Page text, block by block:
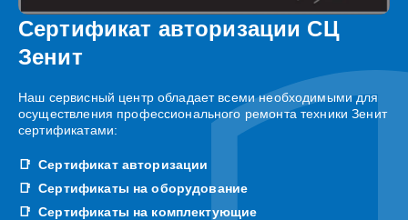
Сертификат авторизации СЦ
Зенит
Наш сервисный центр обладает всеми необходимыми для
осуществления профессионального ремонта техники Зенит
сертификатами:
Сертификат авторизации
Сертификаты на оборудование
Сертификаты на комплектующие